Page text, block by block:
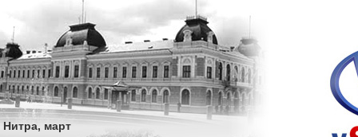
Нитра, март